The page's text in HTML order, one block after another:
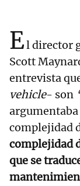
El director
Scott
entrevista
vehicle- son
complejidad
complejidad
que se